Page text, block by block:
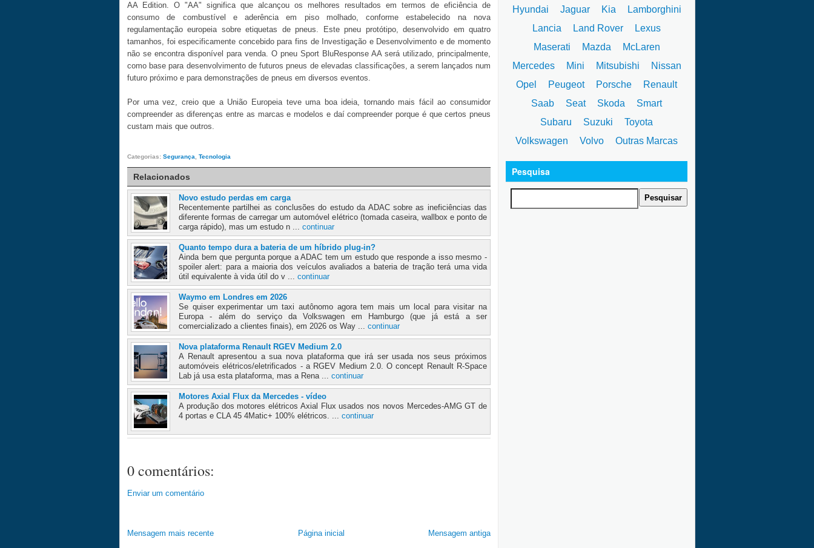
AA Edition. O "AA" significa que alcançou os melhores resultados em termos de eficiência de
consumo de combustível e aderência em piso molhado, conforme estabelecido na nova
regulamentação europeia sobre etiquetas de pneus. Este pneu protótipo, desenvolvido em quatro
tamanhos, foi especificamente concebido para fins de Investigação e Desenvolvimento e de momento
não se encontra disponível para venda. O pneu Sport BluResponse AA será utilizado, principalmente,
como base para desenvolvimento de futuros pneus de elevadas classificações, a serem lançados num
futuro próximo e para demonstrações de pneus em diversos eventos.
Por uma vez, creio que a União Europeia teve uma boa ideia, tornando mais fácil ao consumidor
compreender as diferenças entre as marcas e modelos e daí compreender porque é que certos pneus
custam mais que outros.
Categorias: Segurança Tecnologia
Relacionados
Novo estudo perdas em carga
Recentemente partilhei as conclusões do estudo da ADAC sobre as ineficiências das
diferente formas de carregar um automóvel elétrico (tomada caseira, wallbox e ponto de
carga rápido), mas um estudo n ... continuar
Quanto tempo dura a bateria de um híbrido plug-in?
Ainda bem que pergunta porque a ADAC tem um estudo que responde a isso mesmo -
spoiler alert: para a maioria dos veículos avaliados a bateria de tração terá uma vida
útil equivalente à vida útil do v ... continuar
Waymo em Londres em 2026
Se quiser experimentar um taxi autônomo agora tem mais um local para visitar na
Europa - além do serviço da Volkswagen em Hamburgo (que já está a ser
comercializado a clientes finais), em 2026 os Way ... continuar
Nova plataforma Renault RGEV Medium 2.0
A Renault apresentou a sua nova plataforma que irá ser usada nos seus próximos
automóveis elétricos/eletrificados - a RGEV Medium 2.0. O concept Renault R-Space
Lab já usa esta plataforma, mas a Rena ... continuar
Motores Axial Flux da Mercedes - vídeo
A produção dos motores elétricos Axial Flux usados nos novos Mercedes-AMG GT de
4 portas e CLA 45 4Matic+ 100% elétricos. ... continuar
0 comentários:
Enviar um comentário
Mensagem mais recente Mensagem antiga
Página inicial
Hyundai
Jaguar Kia
Lamborghini
Lancia
Land Rover
Lexus
Maserati
Mazda
McLaren
Mercedes
Mini Mitsubishi
Nissan
Opel
Peugeot Porsche
Renault
Saab
Seat Skoda
Smart
Subaru
Suzuki
Toyota
Volkswagen
Volvo Outras Marcas
Pesquisa